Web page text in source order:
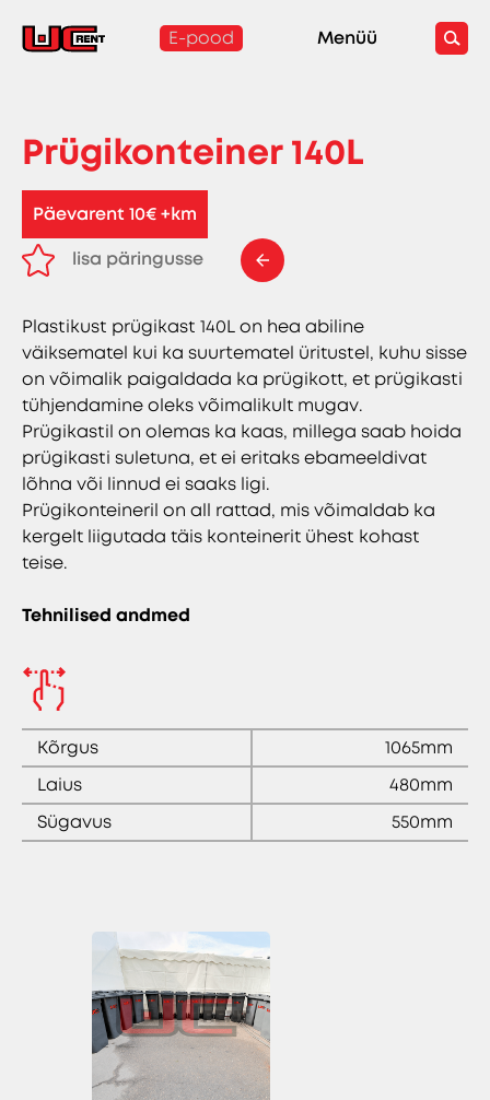
E-pood Menüü
Prügikonteiner 140L
Päevarent 10€ +km
lisa päringusse
Plastikust prügikast 140L on hea abiline
väiksematel kui ka suurtematel üritustel, kuhu sisse
on võimalik paigaldada ka prügikott, et prügikasti
tühjendamine oleks võimalikult mugav.
Prügikastil on olemas ka kaas, millega saab hoida
prügikasti suletuna, et ei eritaks ebameeldivat
lõhna või linnud ei saaks ligi.
Prügikonteineril on all rattad, mis võimaldab ka
kergelt liigutada täis konteinerit ühest kohast
teise.
Tehnilised andmed
Kõrgus
1065mm
Laius
480mm
Sügavus
550mm